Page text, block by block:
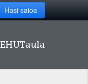
Hasi saioa
EHUTaula